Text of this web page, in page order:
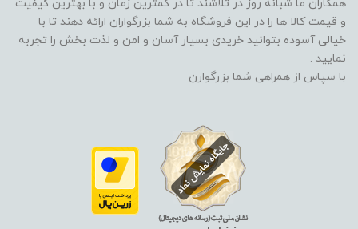
همکاران ما شبانه روز در تلاشند تا در کمترین زمان و با بهترین کیفیت
و قیمت کالا ها را در این فروشگاه به شما بزرگواران ارائه دهند تا با
خیالی آسوده بتوانید خریدی بسیار آسان و امن و لذت بخش را تجربه
نمایید .
با سپاس از همراهی شما بزرگوارن